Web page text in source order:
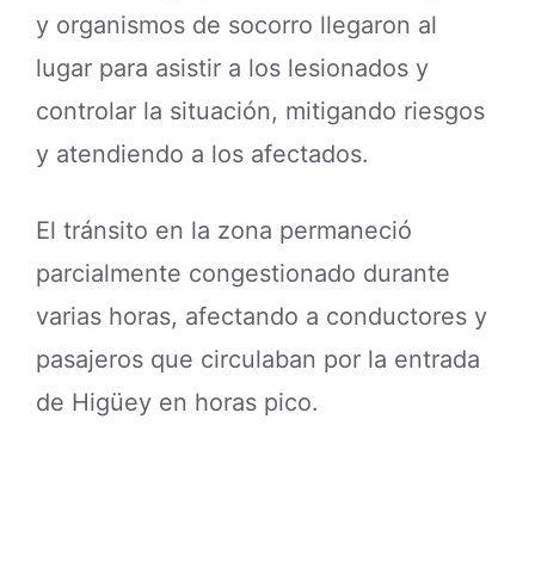
y organismos de socorro llegaron al
lugar para asistir a los lesionados y
controlar la situación, mitigando riesgos
y atendiendo a los afectados.
El tránsito en la zona permaneció
parcialmente congestionado durante
varias horas, afectando a conductores y
pasajeros que circulaban por la entrada
de Higüey en horas pico.